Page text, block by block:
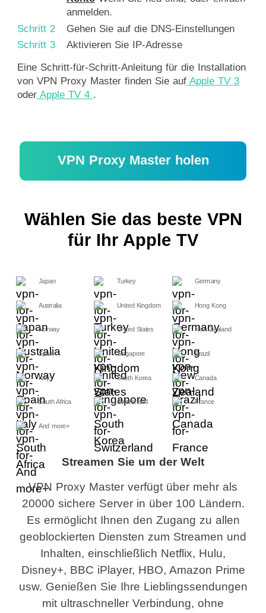
anmelden.
Schritt 2
Gehen Sie auf die DNS-Einstellungen
Schritt 3
Aktivieren Sie IP-Adresse
Eine Schritt-für-Schritt-Anleitung für die Installation
von VPN Proxy Master finden Sie aufApple TV 3
oderApple TV 4 .
VPN Proxy Master holen
Wählen Sie das beste VPN
für Ihr Apple TV
Japan Turkey Germany
Australia United Kingdom Hong Kong
Norway United States New Zealand
Spain Singapore Brazil
Italy South Korea Canada
South Africa Switzerland France
And more+
Streamen Sie um der Welt
VPN Proxy Master verfügt über mehr als
20000 sichere Server in über 100 Ländern.
Es ermöglicht Ihnen den Zugang zu allen
geoblockierten Diensten zum Streamen und
Inhalten, einschließlich Netflix, Hulu,
Disney+, BBC iPlayer, HBO, Amazon Prime
usw. Genießen Sie Ihre Lieblingssendungen
mit ultraschneller Verbindung, ohne